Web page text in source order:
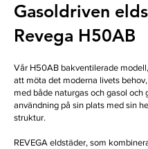
Gasoldriven
Revega H50AB
Vår H50AB bakventilerade
att möta det moderna livets
med både naturgas och gasol och
användning på sin plats med sin
struktur.
REVEGA eldstäder, som